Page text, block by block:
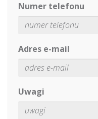
Numer telefonu
Adres e-mail
Uwagi